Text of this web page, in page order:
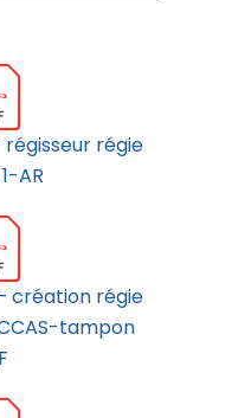
régie
AR
création régie
tampon